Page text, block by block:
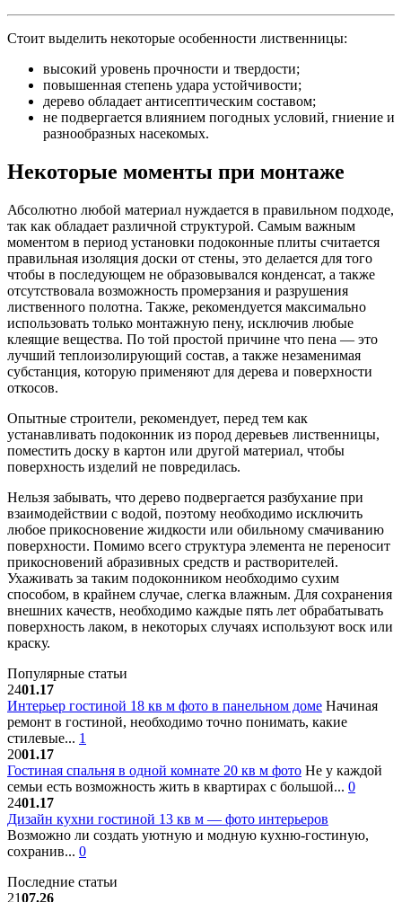
Стоит выделить некоторые особенности лиственницы:
высокий уровень прочности и твердости;
повышенная степень удара устойчивости;
дерево обладает антисептическим составом;
не подвергается влиянием погодных условий, гниение и
разнообразных насекомых.
Некоторые моменты при монтаже
Абсолютно любой материал нуждается в правильном подходе,
так как обладает различной структурой. Самым важным
моментом в период установки подоконные плиты считается
правильная изоляция доски от стены, это делается для того
чтобы в последующем не образовывался конденсат, а также
отсутствовала возможность промерзания и разрушения
лиственного полотна. Также, рекомендуется максимально
использовать только монтажную пену, исключив любые
клеящие вещества. По той простой причине что пена — это
лучший теплоизолирующий состав, а также незаменимая
субстанция, которую применяют для дерева и поверхности
откосов.
Опытные строители, рекомендует, перед тем как
устанавливать подоконник из пород деревьев лиственницы,
поместить доску в картон или другой материал, чтобы
поверхность изделий не повредилась.
Нельзя забывать, что дерево подвергается разбухание при
взаимодействии с водой, поэтому необходимо исключить
любое прикосновение жидкости или обильному смачиванию
поверхности. Помимо всего структура элемента не переносит
прикосновений абразивных средств и растворителей.
Ухаживать за таким подоконником необходимо сухим
способом, в крайнем случае, слегка влажным. Для сохранения
внешних качеств, необходимо каждые пять лет обрабатывать
поверхность лаком, в некоторых случаях используют воск или
краску.
Популярные статьи
2401.17
Интерьер гостиной 18 кв м фото в панельном доме Начиная
ремонт в гостиной, необходимо точно понимать, какие
стилевые... 1
2001.17
Гостиная спальня в одной комнате 20 кв м фото Не у каждой
семьи есть возможность жить в квартирах с большой... 0
2401.17
Дизайн кухни гостиной 13 кв м — фото интерьеров
Возможно ли создать уютную и модную кухню-гостиную,
сохранив... 0
Последние статьи
2107.26